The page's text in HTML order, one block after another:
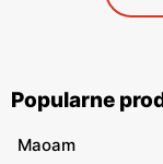
Popularne
Maoam